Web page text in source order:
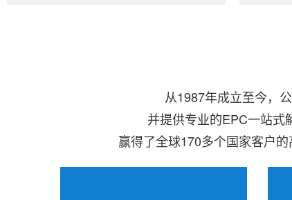
从1987年成立至今，
并提供专业的EPC一站式
赢得了全球170多个国家客户